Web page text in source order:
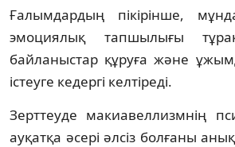
Ғалымдардың пікірінше,
эмоциялық тапшылығы
байланыстар құруға және
істеуге кедергі келтіреді.
Зерттеуде макиавеллизмнің
ауқатқа әсері әлсіз болғаны